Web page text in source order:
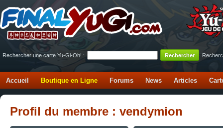
Rechercher une carte Yu-Gi-Oh! :
Accueil Boutique en Ligne Forums News Articles
Profil du membre : vendymion